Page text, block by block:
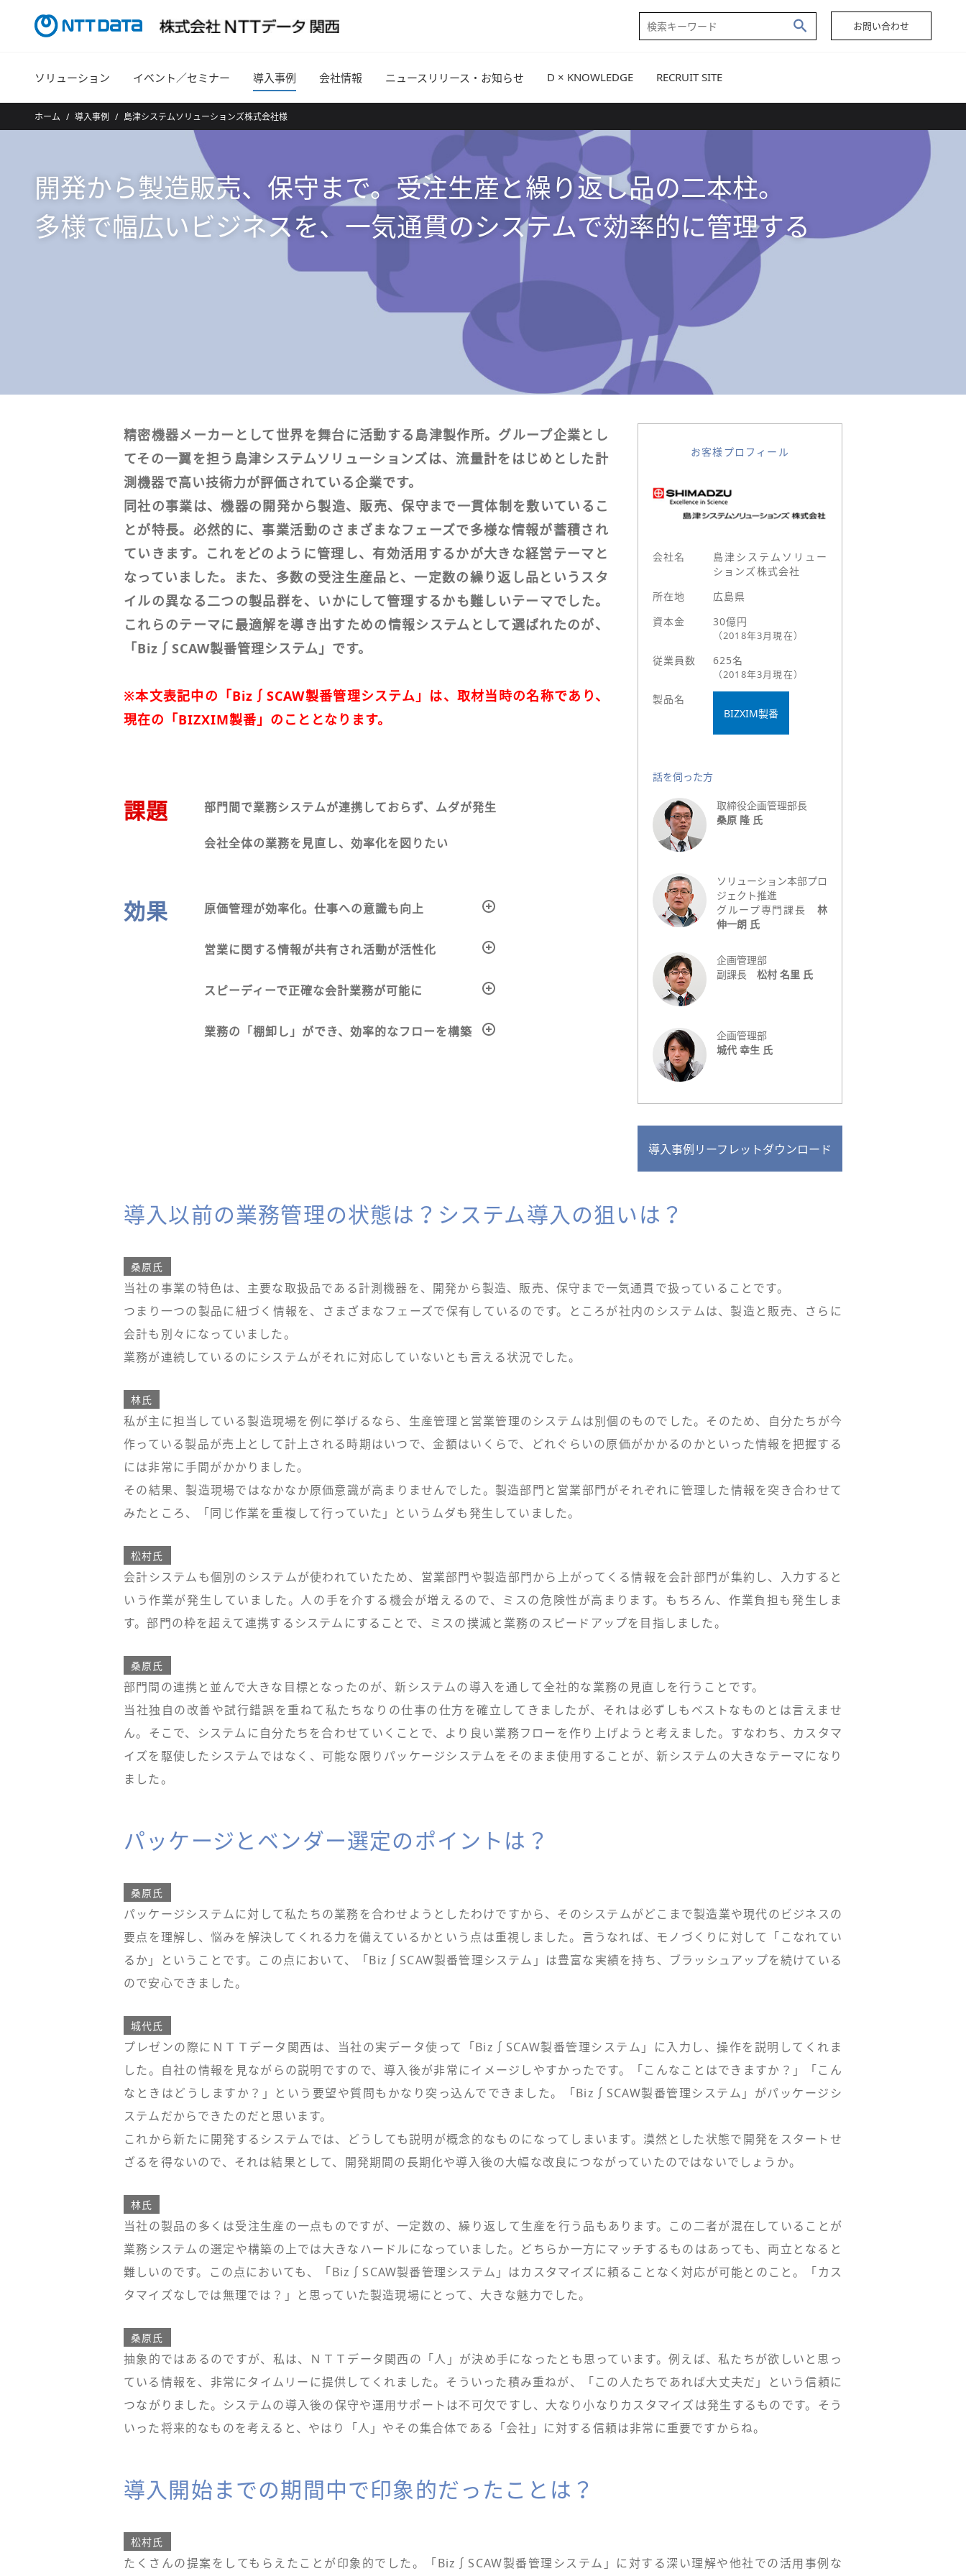
お問い合わせ
ソリューション イベント／セミナー 導入事例 会社情報 ニュースリリース・お知らせ D × KNOWLEDGE RECRUIT SITE
ホーム 導入事例 島津システムソリューションズ株式会社様
開発から製造販売、保守まで。受注生産と繰り返し品の二本柱。
多様で幅広いビジネスを、一気通貫のシステムで効率的に管理する
精密機器メーカーとして世界を舞台に活動する島津製作所。グループ企業とし
てその一翼を担う島津システムソリューションズは、流量計をはじめとした計
測機器で高い技術力が評価されている企業です。
同社の事業は、機器の開発から製造、販売、保守まで一貫体制を敷いているこ
とが特長。必然的に、事業活動のさまざまなフェーズで多様な情報が蓄積され
ていきます。これをどのように管理し、有効活用するかが大きな経営テーマと
なっていました。また、多数の受注生産品と、一定数の繰り返し品というスタ
イルの異なる二つの製品群を、いかにして管理するかも難しいテーマでした。
これらのテーマに最適解を導き出すための情報システムとして選ばれたのが、
「Biz∫SCAW製番管理システム」です。
※本文表記中の「Biz∫SCAW製番管理システム」は、取材当時の名称であり、
現在の「BIZXIM製番」のこととなります。
課題 部門間で業務システムが連携しておらず、ムダが発生
会社全体の業務を見直し、効率化を図りたい
効果 原価管理が効率化。仕事への意識も向上
営業に関する情報が共有され活動が活性化
スピーディーで正確な会計業務が可能に
業務の「棚卸し」ができ、効率的なフローを構築
お客様プロフィール
会社名
島津システムソリュー
ションズ株式会社
所在地
広島県
資本金
30億円
（2018年3月現在）
従業員数 625名
（2018年3月現在）
製品名
BIZXIM製番
話を伺った方
取締役企画管理部長
桑原 隆 氏
ソリューション本部プロ
ジェクト推進
グループ専門課長 林
伸一朗 氏
企画管理部
副課長 松村 名里 氏
企画管理部
城代 幸生 氏
導入事例リーフレットダウンロード
導入以前の業務管理の状態は？システム導入の狙いは？
桑原氏
当社の事業の特色は、主要な取扱品である計測機器を、開発から製造、販売、保守まで一気通貫で扱っていることです。
つまり一つの製品に紐づく情報を、さまざまなフェーズで保有しているのです。ところが社内のシステムは、製造と販売、さらに
会計も別々になっていました。
業務が連続しているのにシステムがそれに対応していないとも言える状況でした。
林氏
私が主に担当している製造現場を例に挙げるなら、生産管理と営業管理のシステムは別個のものでした。そのため、自分たちが今
作っている製品が売上として計上される時期はいつで、金額はいくらで、どれぐらいの原価がかかるのかといった情報を把握する
には非常に手間がかかりました。
その結果、製造現場ではなかなか原価意識が高まりませんでした。製造部門と営業部門がそれぞれに管理した情報を突き合わせて
みたところ、「同じ作業を重複して行っていた」というムダも発生していました。
松村氏
会計システムも個別のシステムが使われていたため、営業部門や製造部門から上がってくる情報を会計部門が集約し、入力すると
いう作業が発生していました。人の手を介する機会が増えるので、ミスの危険性が高まります。もちろん、作業負担も発生しま
す。部門の枠を超えて連携するシステムにすることで、ミスの撲滅と業務のスピードアップを目指しました。
桑原氏
部門間の連携と並んで大きな目標となったのが、新システムの導入を通して全社的な業務の見直しを行うことです。
当社独自の改善や試行錯誤を重ねて私たちなりの仕事の仕方を確立してきましたが、それは必ずしもベストなものとは言えませ
ん。そこで、システムに自分たちを合わせていくことで、より良い業務フローを作り上げようと考えました。すなわち、カスタマ
イズを駆使したシステムではなく、可能な限りパッケージシステムをそのまま使用することが、新システムの大きなテーマになり
ました。
パッケージとベンダー選定のポイントは？
桑原氏
パッケージシステムに対して私たちの業務を合わせようとしたわけですから、そのシステムがどこまで製造業や現代のビジネスの
要点を理解し、悩みを解決してくれる力を備えているかという点は重視しました。言うなれば、モノづくりに対して「こなれてい
るか」ということです。この点において、「Biz∫SCAW製番管理システム」は豊富な実績を持ち、ブラッシュアップを続けている
ので安心できました。
城代氏
プレゼンの際にＮＴＴデータ関西は、当社の実データ使って「Biz∫SCAW製番管理システム」に入力し、操作を説明してくれま
した。自社の情報を見ながらの説明ですので、導入後が非常にイメージしやすかったです。「こんなことはできますか？」「こん
なときはどうしますか？」という要望や質問もかなり突っ込んでできました。「Biz∫SCAW製番管理システム」がパッケージシ
ステムだからできたのだと思います。
これから新たに開発するシステムでは、どうしても説明が概念的なものになってしまいます。漠然とした状態で開発をスタートせ
ざるを得ないので、それは結果として、開発期間の長期化や導入後の大幅な改良につながっていたのではないでしょうか。
林氏
当社の製品の多くは受注生産の一点ものですが、一定数の、繰り返して生産を行う品もあります。この二者が混在していることが
業務システムの選定や構築の上では大きなハードルになっていました。どちらか一方にマッチするものはあっても、両立となると
難しいのです。この点においても、「Biz∫SCAW製番管理システム」はカスタマイズに頼ることなく対応が可能とのこと。「カス
タマイズなしでは無理では？」と思っていた製造現場にとって、大きな魅力でした。
桑原氏
抽象的ではあるのですが、私は、ＮＴＴデータ関西の「人」が決め手になったとも思っています。例えば、私たちが欲しいと思っ
ている情報を、非常にタイムリーに提供してくれました。そういった積み重ねが、「この人たちであれば大丈夫だ」という信頼に
つながりました。システムの導入後の保守や運用サポートは不可欠ですし、大なり小なりカスタマイズは発生するものです。そう
いった将来的なものを考えると、やはり「人」やその集合体である「会社」に対する信頼は非常に重要ですからね。
導入開始までの期間中で印象的だったことは？
松村氏
たくさんの提案をしてもらえたことが印象的でした。「Biz∫SCAW製番管理システム」に対する深い理解や他社での活用事例な